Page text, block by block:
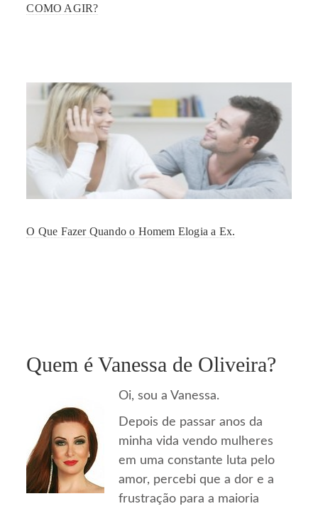
COMO AGIR?
O Que Fazer Quando o Homem Elogia a Ex.
Quem é Vanessa de Oliveira?
Oi, sou a Vanessa.
Depois de passar anos da
minha vida vendo mulheres
em uma constante luta pelo
amor, percebi que a dor e a
frustração para a maioria